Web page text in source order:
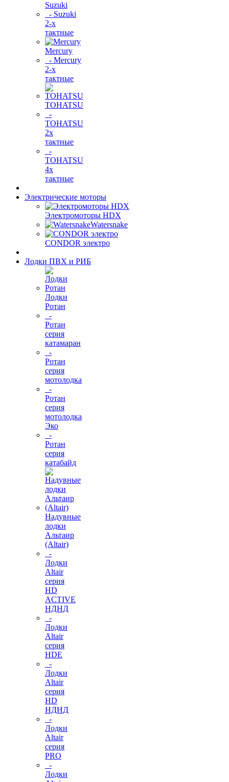
Suzuki
- Suzuki
2-х
тактные
Mercury
- Mercury
2-х
тактные
TOHATSU
-
TOHATSU
2х
тактные
-
TOHATSU
4х
тактные
Электрические моторы
Электромоторы HDX
Watersnake
CONDOR электро
Лодки ПВХ и РИБ
Лодки
Ротан
-
Ротан
серия
катамаран
-
Ротан
серия
мотолодка
-
Ротан
серия
мотолодка
Эко
-
Ротан
серия
катабайд
Надувные
лодки
Альтаир
(Altair)
-
Лодки
Altair
серия
HD
ACTIVE
НДНД
-
Лодки
Altair
серия
HDE
-
Лодки
Altair
серия
HD
НДНД
-
Лодки
Altair
серия
PRO
-
Лодки